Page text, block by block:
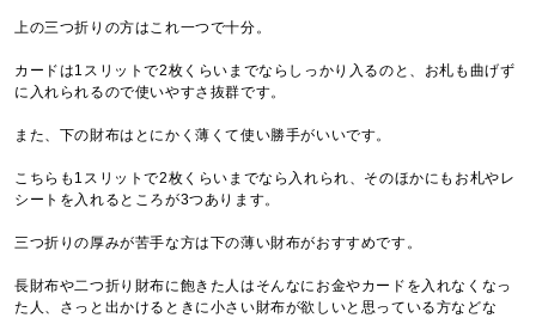
上の三つ折りの方はこれ一つで十分。
カードは1スリットで2枚くらいまでならしっかり入るのと、お札も曲げず
に入れられるので使いやすさ抜群です。
また、下の財布はとにかく薄くて使い勝手がいいです。
こちらも1スリットで2枚くらいまでなら入れられ、そのほかにもお札やレ
シートを入れるところが3つあります。
三つ折りの厚みが苦手な方は下の薄い財布がおすすめです。
長財布や二つ折り財布に飽きた人はそんなにお金やカードを入れなくなっ
た人、さっと出かけるときに小さい財布が欲しいと思っている方などな